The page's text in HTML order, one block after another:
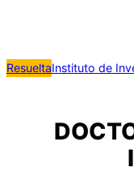
ResueltaInstituto de